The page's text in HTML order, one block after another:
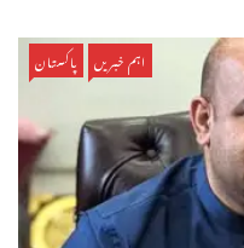
اہم خبریں پاکستان